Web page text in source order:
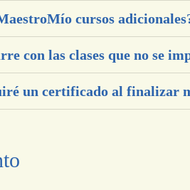
cursos
con las clases que no se
un certificado al finalizar